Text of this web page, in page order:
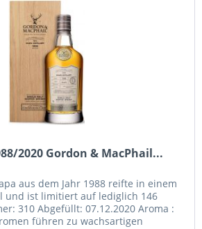
2020 Gordon & MacPhail...
aus dem Jahr 1988 reifte in einem
und ist limitiert auf lediglich 146
310 Abgefüllt: 07.12.2020 Aroma :
führen zu wachsartigen